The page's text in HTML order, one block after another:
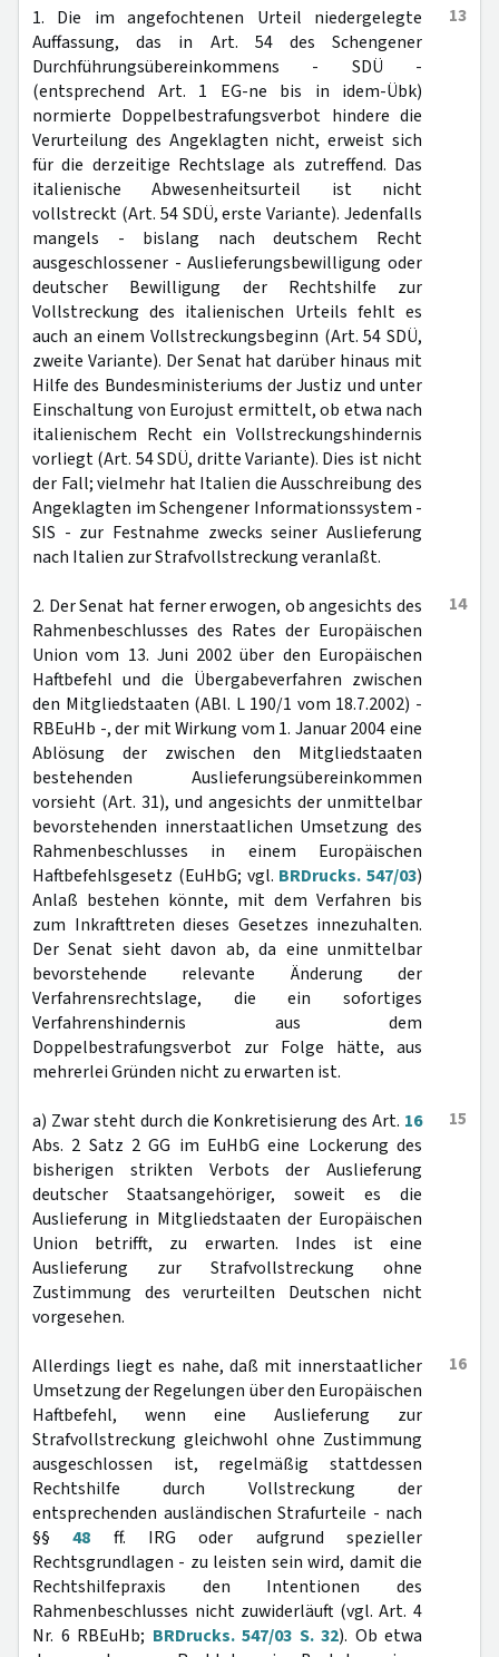
13
1. Die im angefochtenen Urteil niedergelegte
Auffassung, das in Art. 54 des Schengener
Durchführungsübereinkommens - SDÜ -
(entsprechend Art. 1 EG-ne bis in idem-Übk)
normierte Doppelbestrafungsverbot hindere die
Verurteilung des Angeklagten nicht, erweist sich
für die derzeitige Rechtslage als zutreffend. Das
italienische Abwesenheitsurteil ist nicht
vollstreckt (Art. 54 SDÜ, erste Variante). Jedenfalls
mangels - bislang nach deutschem Recht
ausgeschlossener - Auslieferungsbewilligung oder
deutscher Bewilligung der Rechtshilfe zur
Vollstreckung des italienischen Urteils fehlt es
auch an einem Vollstreckungsbeginn (Art. 54 SDÜ,
zweite Variante). Der Senat hat darüber hinaus mit
Hilfe des Bundesministeriums der Justiz und unter
Einschaltung von Eurojust ermittelt, ob etwa nach
italienischem Recht ein Vollstreckungshindernis
vorliegt (Art. 54 SDÜ, dritte Variante). Dies ist nicht
der Fall; vielmehr hat Italien die Ausschreibung des
Angeklagten im Schengener Informationssystem -
SIS - zur Festnahme zwecks seiner Auslieferung
nach Italien zur Strafvollstreckung veranlaßt.
14
2. Der Senat hat ferner erwogen, ob angesichts des
Rahmenbeschlusses des Rates der Europäischen
Union vom 13. Juni 2002 über den Europäischen
Haftbefehl und die Übergabeverfahren zwischen
den Mitgliedstaaten (ABl. L 190/1 vom 18.7.2002) -
RBEuHb -, der mit Wirkung vom 1. Januar 2004 eine
Ablösung der zwischen den Mitgliedstaaten
bestehenden Auslieferungsübereinkommen
vorsieht (Art. 31), und angesichts der unmittelbar
bevorstehenden innerstaatlichen Umsetzung des
Rahmenbeschlusses in einem Europäischen
Haftbefehlsgesetz (EuHbG; vgl. BRDrucks. 547/03)
Anlaß bestehen könnte, mit dem Verfahren bis
zum Inkrafttreten dieses Gesetzes innezuhalten.
Der Senat sieht davon ab, da eine unmittelbar
bevorstehende relevante Änderung der
Verfahrensrechtslage, die ein sofortiges
Verfahrenshindernis aus dem
Doppelbestrafungsverbot zur Folge hätte, aus
mehrerlei Gründen nicht zu erwarten ist.
15
a) Zwar steht durch die Konkretisierung des Art. 16
Abs. 2 Satz 2 GG im EuHbG eine Lockerung des
bisherigen strikten Verbots der Auslieferung
deutscher Staatsangehöriger, soweit es die
Auslieferung in Mitgliedstaaten der Europäischen
Union betrifft, zu erwarten. Indes ist eine
Auslieferung zur Strafvollstreckung ohne
Zustimmung des verurteilten Deutschen nicht
vorgesehen.
16
Allerdings liegt es nahe, daß mit innerstaatlicher
Umsetzung der Regelungen über den Europäischen
Haftbefehl, wenn eine Auslieferung zur
Strafvollstreckung gleichwohl ohne Zustimmung
ausgeschlossen ist, regelmäßig stattdessen
Rechtshilfe durch Vollstreckung der
entsprechenden ausländischen Strafurteile - nach
§§48 ff. IRG oder aufgrund spezieller
Rechtsgrundlagen - zu leisten sein wird, damit die
Rechtshilfepraxis den Intentionen des
Rahmenbeschlusses nicht zuwiderläuft (vgl. Art. 4
Nr. 6 RBEuHb; BRDrucks. 547/03 S. 32). Ob etwa